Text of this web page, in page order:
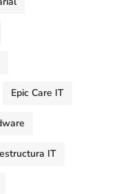
Epic Care IT
IT